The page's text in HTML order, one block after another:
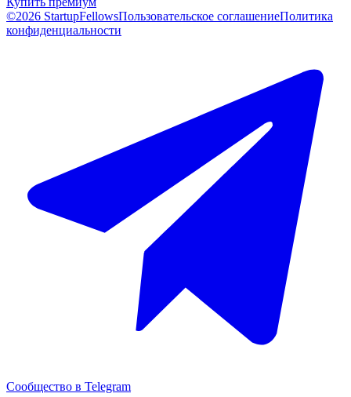
©2026 StartupFellowsПользовательское соглашениеПолитика
конфиденциальности
Сообщество в Telegram